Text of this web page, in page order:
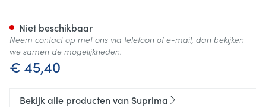
€ 45,40
Niet beschikbaar
Neem contact op met ons via telefoon of e-mail, dan bekijken
we samen de mogelijkheden.
Bekijk alle producten van Suprima